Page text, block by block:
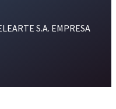
S.A. EMPRESA